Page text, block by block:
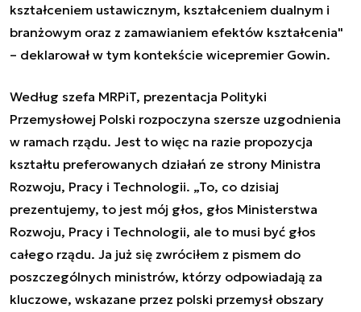
kształceniem ustawicznym, kształceniem dualnym i
branżowym oraz z zamawianiem efektów kształcenia"
– deklarował w tym kontekście wicepremier Gowin.
Według szefa MRPiT, prezentacja Polityki
Przemysłowej Polski rozpoczyna szersze uzgodnienia
w ramach rządu. Jest to więc na razie propozycja
kształtu preferowanych działań ze strony Ministra
Rozwoju, Pracy i Technologii. „To, co dzisiaj
prezentujemy, to jest mój głos, głos Ministerstwa
Rozwoju, Pracy i Technologii, ale to musi być głos
całego rządu. Ja już się zwróciłem z pismem do
poszczególnych ministrów, którzy odpowiadają za
kluczowe, wskazane przez polski przemysł obszary